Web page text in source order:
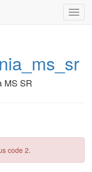
MS SR
code 2.
[1G       [1G-----> Discovering process types